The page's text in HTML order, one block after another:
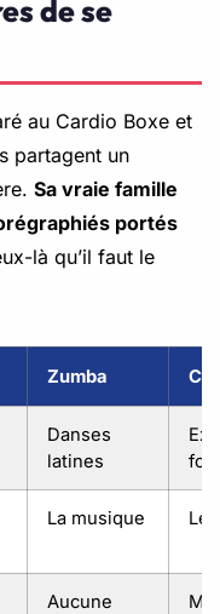
de se
au Cardio Boxe et
partagent un
Sa vraie famille
portés
là qu’il faut le
Zumba
Danses
latines
La musique Le
Aucune